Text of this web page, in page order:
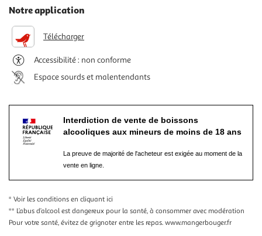
Notre application
Télécharger
Accessibilité : non conforme
Espace sourds et malentendants
Interdiction de vente de boissons
alcooliques aux mineurs de moins de 18 ans
La preuve de majorité de l'acheteur est exigée au moment de la
vente en ligne.
* Voir les conditions en cliquant ici
** L’abus d’alcool est dangereux pour la santé, à consommer avec modération
Pour votre santé, évitez de grignoter entre les repas. www.mangerbouger.fr